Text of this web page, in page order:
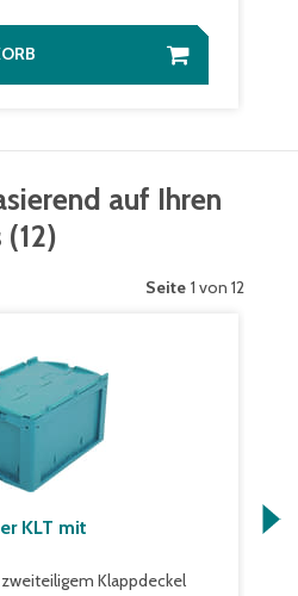
auf Ihren
(12)
Seite 1 von 12
KLT mit
Klappdeckel